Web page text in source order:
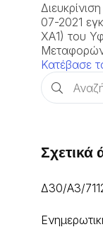
07-2021
ΧΑ1) του
Κατέβασε
Σχετικά
Δ30/Α3/